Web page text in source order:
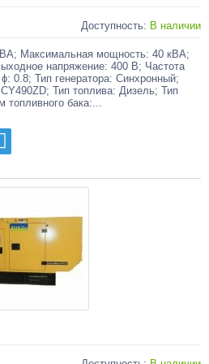
определиться, для каких целей
устройство;
возможностей, которыми могут
ручной или
наличие контроля за уровнем
то, в каких условиях будет
генератор, данный фактор играет
оборудования. Лучше всего
значение для эффективной
крепление, пространство для
управляющих и силовых
В любом случае перед тем, как
стоит тщательно и внимательно
станции.
электростанцию, стоит
воздуха. Тогда дизельная
в полной мере. Важно, после
дизельный генератор и установите
Доступность: В наличии
Максимальная мощность: 40 кВА;
напряжение: 400 В; Частота
0.8; Тип генератора: Синхронный;
Тип топлива: Дизель; Тип
топливного бака:...